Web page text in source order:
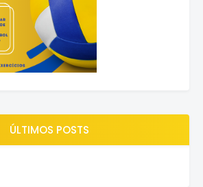
ÚLTIMOS POSTS